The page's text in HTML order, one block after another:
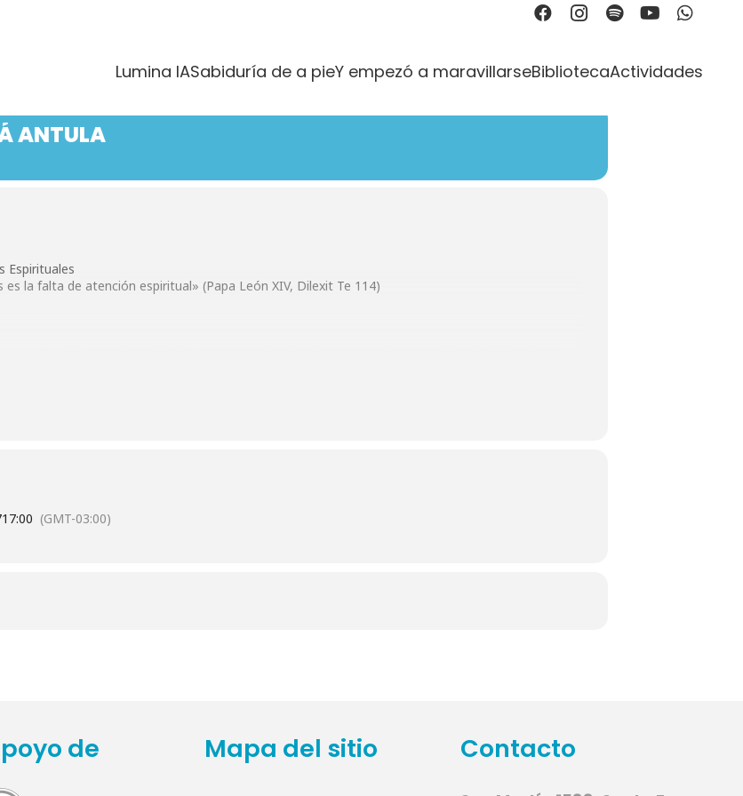
Lumina IASabiduría de a pieY empezó a maravillarseBibliotecaActividades
MAMÁ ANTULA
ANTULA
Espirituales
la falta de atención espiritual» (Papa León XIV, Dilexit Te 114)
que para hacer dos días de retiro se necesitan $120.000 por participante
17:00 (GMT-03:00)
de Mapa del sitio Contacto